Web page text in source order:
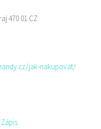
470 01 CZ
jak-nakupovat/